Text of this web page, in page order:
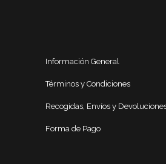
Información General
Términos y Condiciones
Recogidas, Envíos y
Forma de Pago